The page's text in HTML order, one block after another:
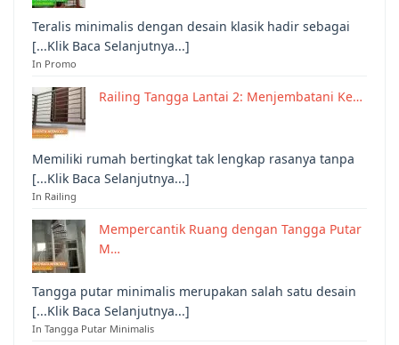
Teralis minimalis dengan desain klasik hadir sebagai
[...Klik Baca Selanjutnya...]
In Promo
Railing Tangga Lantai 2: Menjembatani Ke…
Memiliki rumah bertingkat tak lengkap rasanya tanpa
[...Klik Baca Selanjutnya...]
In Railing
Mempercantik Ruang dengan Tangga Putar
M…
Tangga putar minimalis merupakan salah satu desain
[...Klik Baca Selanjutnya...]
In Tangga Putar Minimalis